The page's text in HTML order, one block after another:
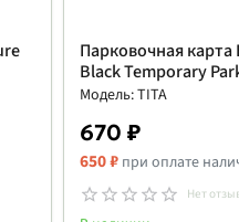
Парковочная карта
Black Temporary
Модель: TITA
670 ₽
650 ₽ при оплате
Нет